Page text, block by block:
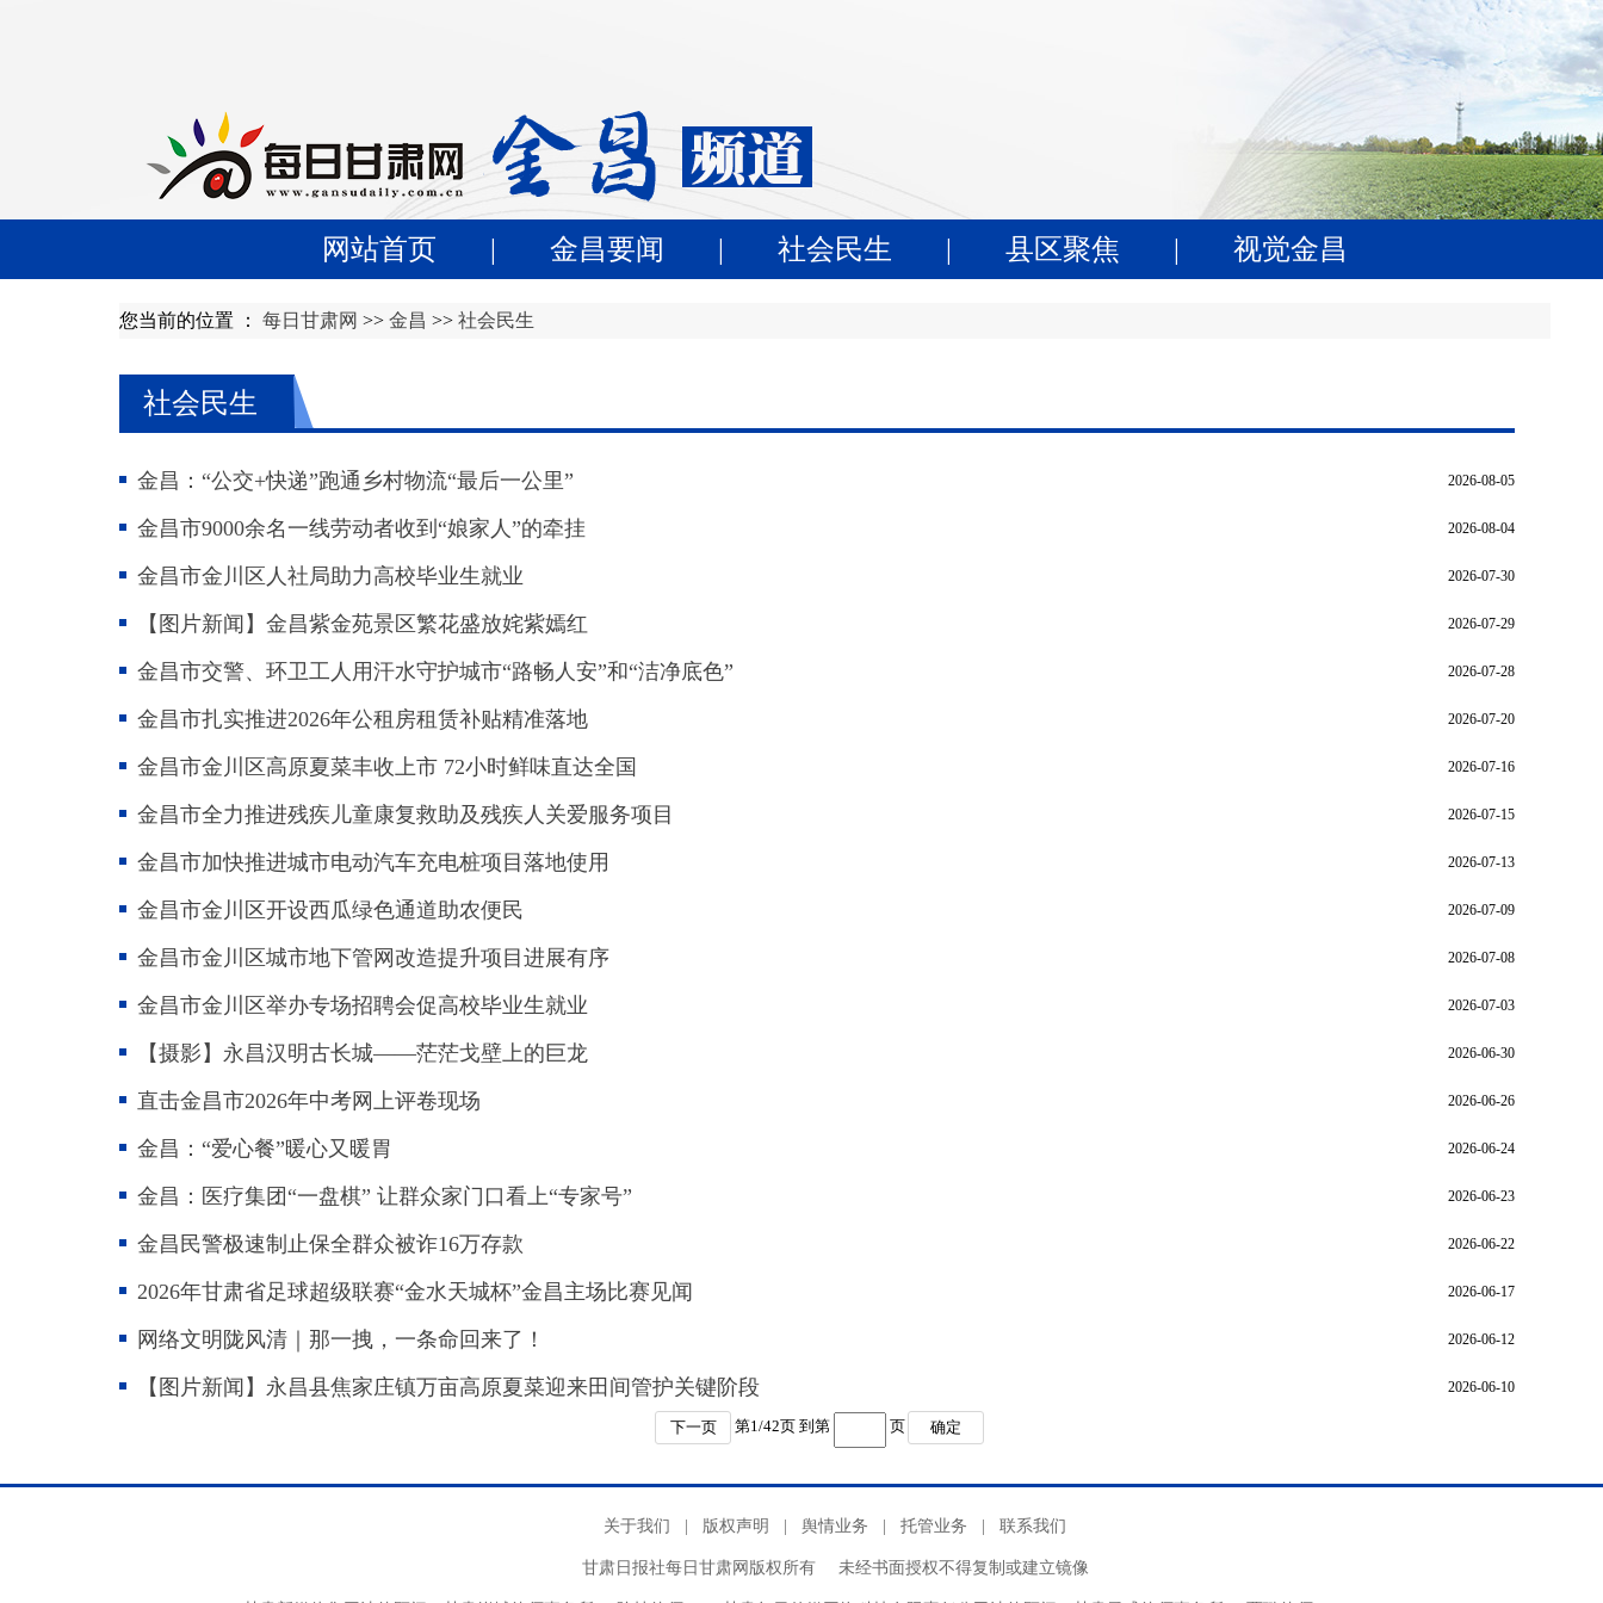
网站首页 | 金昌要闻 | 社会民生 | 县区聚焦 | 视觉金昌
您当前的位置 ： 每日甘肃网 >> 金昌 >> 社会民生
社会民生
2026-08-05
金昌：“公交+快递”跑通乡村物流“最后一公里”
2026-08-04
金昌市9000余名一线劳动者收到“娘家人”的牵挂
2026-07-30
金昌市金川区人社局助力高校毕业生就业
2026-07-29
【图片新闻】金昌紫金苑景区繁花盛放姹紫嫣红
2026-07-28
金昌市交警、环卫工人用汗水守护城市“路畅人安”和“洁净底色”
2026-07-20
金昌市扎实推进2026年公租房租赁补贴精准落地
2026-07-16
金昌市金川区高原夏菜丰收上市 72小时鲜味直达全国
2026-07-15
金昌市全力推进残疾儿童康复救助及残疾人关爱服务项目
2026-07-13
金昌市加快推进城市电动汽车充电桩项目落地使用
2026-07-09
金昌市金川区开设西瓜绿色通道助农便民
2026-07-08
金昌市金川区城市地下管网改造提升项目进展有序
2026-07-03
金昌市金川区举办专场招聘会促高校毕业生就业
2026-06-30
【摄影】永昌汉明古长城——茫茫戈壁上的巨龙
2026-06-26
直击金昌市2026年中考网上评卷现场
2026-06-24
金昌：“爱心餐”暖心又暖胃
2026-06-23
金昌：医疗集团“一盘棋” 让群众家门口看上“专家号”
2026-06-22
金昌民警极速制止保全群众被诈16万存款
2026-06-17
2026年甘肃省足球超级联赛“金水天城杯”金昌主场比赛见闻
2026-06-12
网络文明陇风清｜那一拽，一条命回来了！
2026-06-10
【图片新闻】永昌县焦家庄镇万亩高原夏菜迎来田间管护关键阶段
下一页 第1/42页 到第 页 确定
关于我们 版权声明 舆情业务 托管业务 联系我们
甘肃日报社每日甘肃网版权所有 未经书面授权不得复制或建立镜像